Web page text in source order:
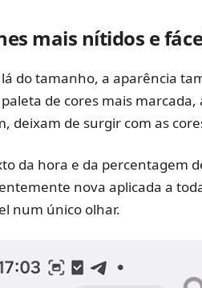
mais nítidos e
do tamanho, a aparência
de cores mais
deixam de surgir com as
da hora e da percentagem
nova aplicada a
num único olhar.